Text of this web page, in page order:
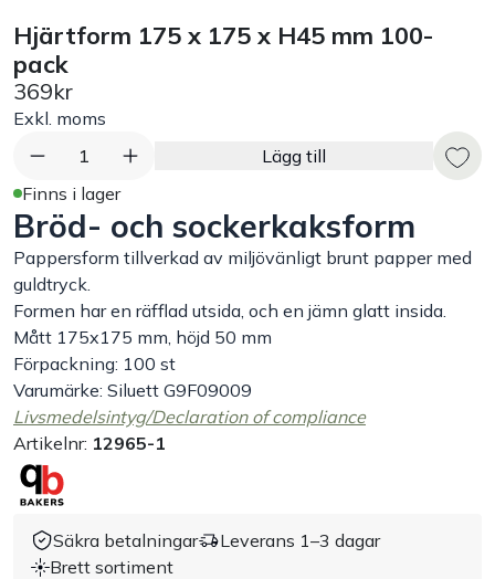
Exponering & servering
Städutrustning
Arbetskläder
Plåtbyte
Monin
Handla efter bransch
Varumärken
Outlet
Om Bakers
Hjärtform 175 x 175 x H45 mm 100-
pack
369kr
Exkl. moms
1
Lägg till
Finns i lager
Bröd- och sockerkaksform
Pappersform tillverkad av miljövänligt brunt papper med
guldtryck.
Formen har en räfflad utsida, och en jämn glatt insida.
Mått 175x175 mm, höjd 50 mm
Förpackning: 100 st
Varumärke: Siluett G9F09009
Livsmedelsintyg/Declaration of compliance
Artikelnr: 12965-1
Säkra betalningar
Leverans 1–3 dagar
Brett sortiment